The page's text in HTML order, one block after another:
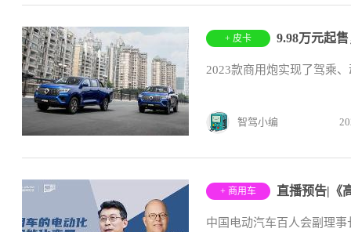
+ 皮卡 9.98万元起
2023款商用炮实现了驾乘
智驾小编
+ 商用车 直播预告|《
中国电动汽车百人会副理